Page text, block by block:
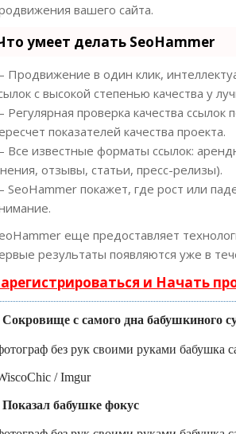
вашего сайта.
умеет делать SeoHammer
Продвижение в один клик,
с высокой степенью качества у
Регулярная проверка качества
показателей качества проекта.
Все известные форматы ссылок:
отзывы, статьи, пресс-релизы).
SeoHammer покажет, где рост или
еще предоставляет
результаты появляются уже в
и Начать
Сокровище с самого дна бабушкиного
/ Imgur
Показал бабушке фокус